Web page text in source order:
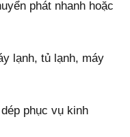
phát nhanh hoặc
lạnh, tủ lạnh, máy
phục vụ kinh